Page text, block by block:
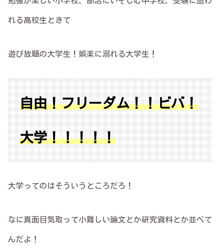
れる高校生ときて
遊び放題の大学生！娯楽に溺れる大学生！
自由！フリーダム！！ビバ！
大学！！！！！
大学ってのはそういうところだろ！
なに真面目気取って小難しい論文とか研究資料とか並べて
んだよ！